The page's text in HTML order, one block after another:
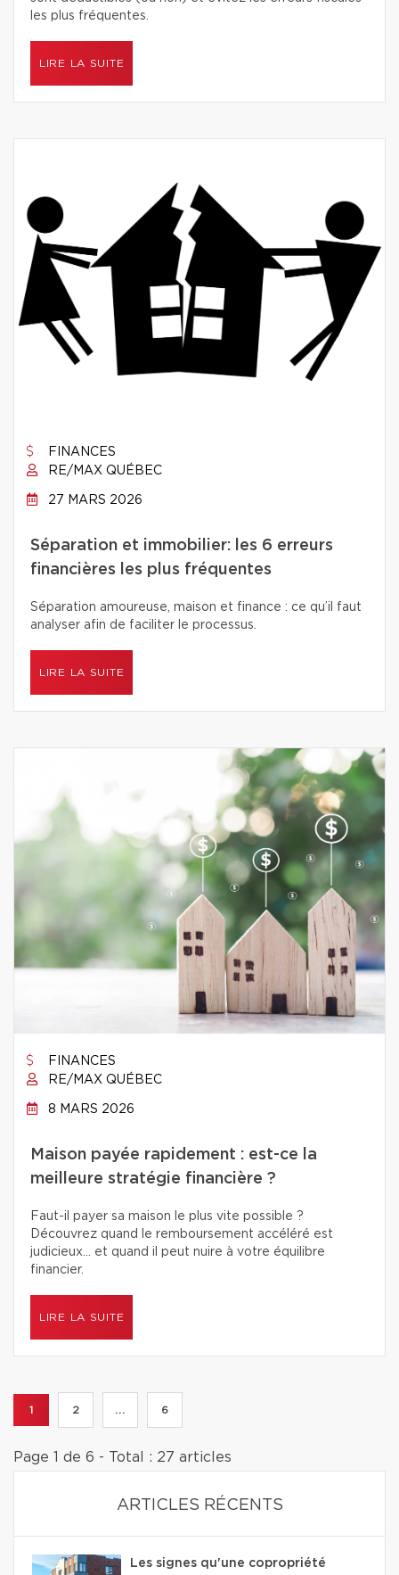
les plus fréquentes.
LIRE LA SUITE
FINANCES
RE/MAX QUÉBEC
27 MARS 2026
Séparation et immobilier: les 6 erreurs
financières les plus fréquentes
Séparation amoureuse, maison et finance : ce qu’il faut
analyser afin de faciliter le processus.
LIRE LA SUITE
FINANCES
RE/MAX QUÉBEC
8 MARS 2026
Maison payée rapidement : est-ce la
meilleure stratégie financière ?
Faut-il payer sa maison le plus vite possible ?
Découvrez quand le remboursement accéléré est
judicieux… et quand il peut nuire à votre équilibre
financier.
LIRE LA SUITE
1 2 ... 6
Page 1 de 6 - Total : 27 articles
ARTICLES RÉCENTS
Les signes qu'une copropriété